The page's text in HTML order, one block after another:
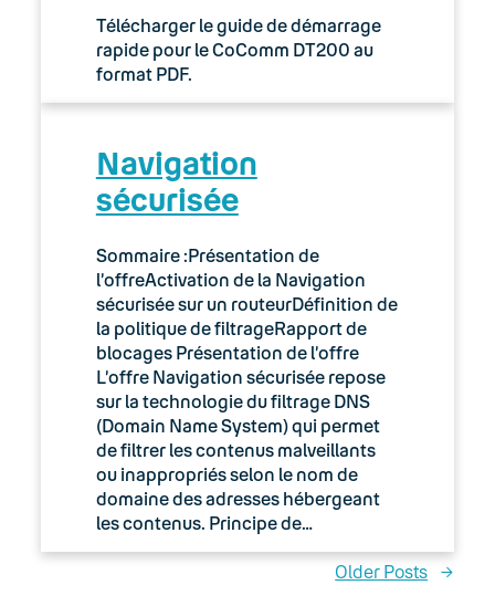
Télécharger le guide de démarrage
rapide pour le CoComm DT200 au
format PDF.
Navigation
sécurisée
Sommaire :Présentation de
l’offreActivation de la Navigation
sécurisée sur un routeurDéfinition de
la politique de filtrageRapport de
blocages Présentation de l’offre
L’offre Navigation sécurisée repose
sur la technologie du filtrage DNS
(Domain Name System) qui permet
de filtrer les contenus malveillants
ou inappropriés selon le nom de
domaine des adresses hébergeant
les contenus. Principe de…
Older Posts →